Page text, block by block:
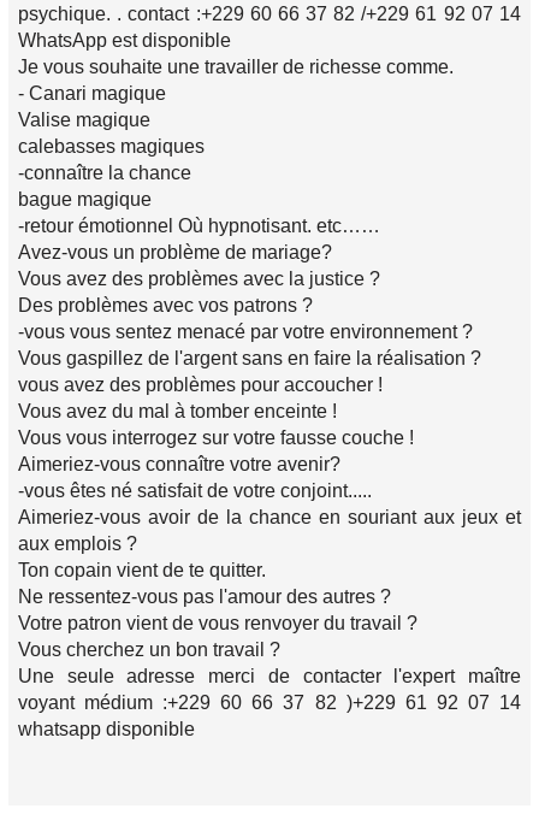
psychique. . contact :+229 60 66 37 82 /+229 61 92 07 14
WhatsApp est disponible
Je vous souhaite une travailler de richesse comme.
- Canari magique
Valise magique
calebasses magiques
-connaître la chance
bague magique
-retour émotionnel Où hypnotisant. etc……
Avez-vous un problème de mariage?
Vous avez des problèmes avec la justice ?
Des problèmes avec vos patrons ?
-vous vous sentez menacé par votre environnement ?
Vous gaspillez de l'argent sans en faire la réalisation ?
vous avez des problèmes pour accoucher !
Vous avez du mal à tomber enceinte !
Vous vous interrogez sur votre fausse couche !
Aimeriez-vous connaître votre avenir?
-vous êtes né satisfait de votre conjoint.....
Aimeriez-vous avoir de la chance en souriant aux jeux et
aux emplois ?
Ton copain vient de te quitter.
Ne ressentez-vous pas l'amour des autres ?
Votre patron vient de vous renvoyer du travail ?
Vous cherchez un bon travail ?
Une seule adresse merci de contacter l'expert maître
voyant médium :+229 60 66 37 82 )+229 61 92 07 14
whatsapp disponible